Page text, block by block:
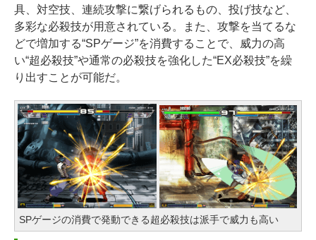
具、対空技、連続攻撃に繋げられるもの、投げ技など、
多彩な必殺技が用意されている。また、攻撃を当てるな
どで増加する“SPゲージ”を消費することで、威力の高
い“超必殺技”や通常の必殺技を強化した“EX必殺技”を繰
り出すことが可能だ。
SPゲージの消費で発動できる超必殺技は派手で威力も高い